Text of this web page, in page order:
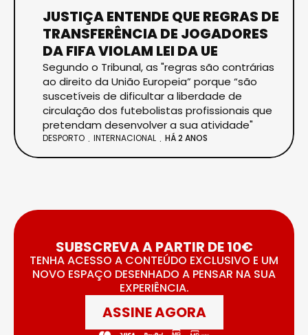
JUSTIÇA ENTENDE QUE REGRAS DE
TRANSFERÊNCIA DE JOGADORES
DA FIFA VIOLAM LEI DA UE
Segundo o Tribunal, as "regras são contrárias
ao direito da União Europeia” porque “são
suscetíveis de dificultar a liberdade de
circulação dos futebolistas profissionais que
pretendam desenvolver a sua atividade"
DESPORTO INTERNACIONAL HÁ 2 ANOS
SUBSCREVA A PARTIR DE 10€
TENHA ACESSO A CONTEÚDO EXCLUSIVO E UM
NOVO ESPAÇO DESENHADO A PENSAR NA SUA
EXPERIÊNCIA.
ASSINE AGORA